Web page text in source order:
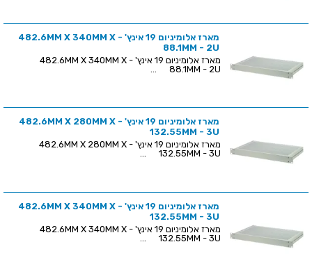
מארז אלומיניום 19 אינץ' - 482.6MM X 340MM X
88.1MM - 2U
מארז אלומיניום 19 אינץ' - 482.6MM X 340MM X
88.1MM - 2U ...
מארז אלומיניום 19 אינץ' - 482.6MM X 280MM X
132.55MM - 3U
מארז אלומיניום 19 אינץ' - 482.6MM X 280MM X
132.55MM - 3U ...
מארז אלומיניום 19 אינץ' - 482.6MM X 340MM X
132.55MM - 3U
מארז אלומיניום 19 אינץ' - 482.6MM X 340MM X
132.55MM - 3U ...